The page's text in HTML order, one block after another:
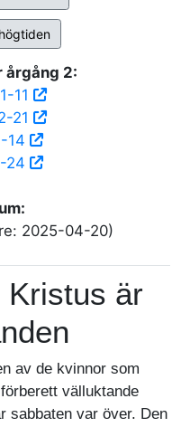
2:
11
21
14
24
2025-04-20)
Kristus är
av de kvinnor som
välluktande
sabbaten var över. Den